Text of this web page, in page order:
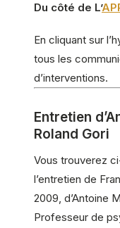
Du côté de L’
En cliquant sur
tous les
d’interventions.
Entretien
Roland Gori
Vous trouverez
l’entretien de
2009, d’Antoine
Professeur de